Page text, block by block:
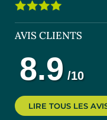
AVIS CLIENTS
LIRE TOUS LES